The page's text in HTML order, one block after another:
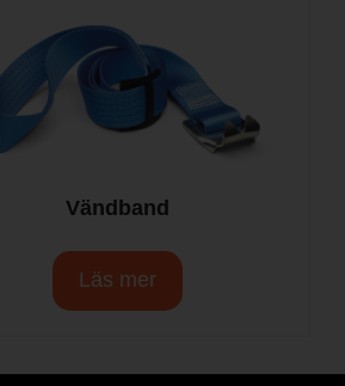
Vändband
Läs mer